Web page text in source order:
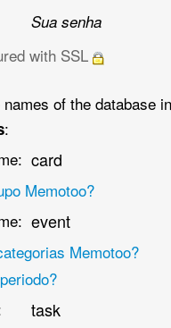
Sua senha
with SSL
of the database
:
card
Memotoo?
event
Memotoo?
task